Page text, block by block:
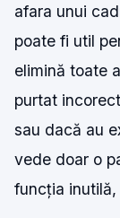
afara unui
poate fi util
elimină toate
purtat
sau dacă au
vede doar o
funcția